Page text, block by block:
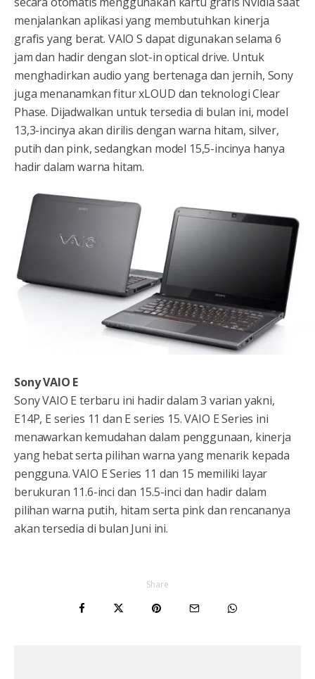
menjalankan aplikasi yang membutuhkan kinerja
grafis yang berat. VAIO S dapat digunakan selama 6
jam dan hadir dengan slot-in optical drive. Untuk
menghadirkan audio yang bertenaga dan jernih, Sony
juga menanamkan fitur xLOUD dan teknologi Clear
Phase. Dijadwalkan untuk tersedia di bulan ini, model
13,3-incinya akan dirilis dengan warna hitam, silver,
putih dan pink, sedangkan model 15,5-incinya hanya
hadir dalam warna hitam.
Sony VAIO E
Sony VAIO E terbaru ini hadir dalam 3 varian yakni,
E14P, E series 11 dan E series 15. VAIO E Series ini
menawarkan kemudahan dalam penggunaan, kinerja
yang hebat serta pilihan warna yang menarik kepada
pengguna. VAIO E Series 11 dan 15 memiliki layar
berukuran 11.6-inci dan 15.5-inci dan hadir dalam
pilihan warna putih, hitam serta pink dan rencananya
akan tersedia di bulan Juni ini.
Share